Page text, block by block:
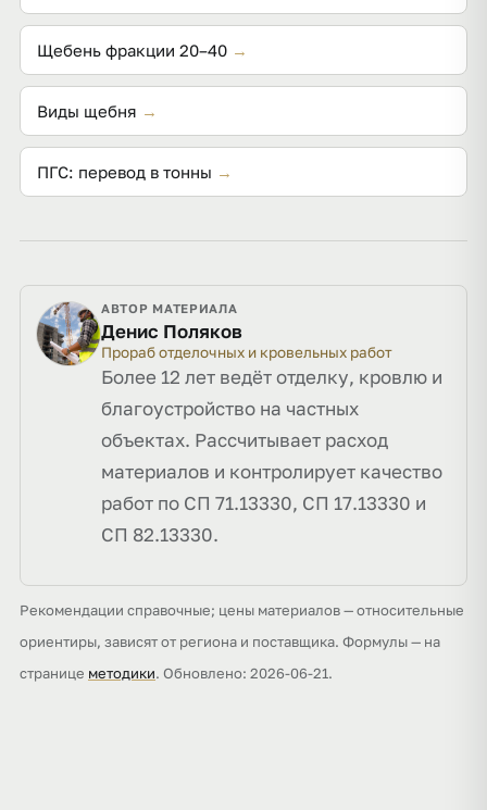
Щебень фракции 20–40 →
Виды щебня →
ПГС: перевод в тонны →
АВТОР МАТЕРИАЛА
Денис Поляков
Прораб отделочных и кровельных работ
Более 12 лет ведёт отделку, кровлю и
благоустройство на частных
объектах. Рассчитывает расход
материалов и контролирует качество
работ по СП 71.13330, СП 17.13330 и
СП 82.13330.
Рекомендации справочные; цены материалов — относительные
ориентиры, зависят от региона и поставщика. Формулы — на
странице методики. Обновлено: 2026-06-21.